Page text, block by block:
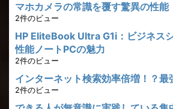
マホカメラの常識を覆す驚異の性能
2件のビュー
HP EliteBook Ultra G1i：ビジネス
性能ノートPCの魅力
2件のビュー
インターネット検索効率倍増！？最
2件のビュー